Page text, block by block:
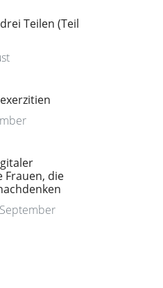
Teilen (Teil
Frauen, die